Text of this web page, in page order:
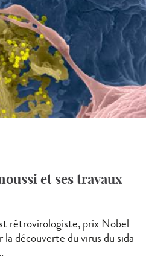
et ses travaux
rétrovirologiste, prix Nobel
découverte du virus du sida